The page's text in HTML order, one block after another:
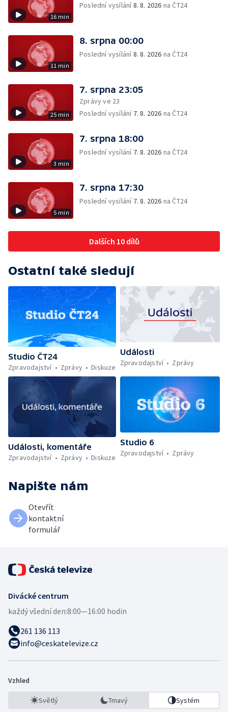
16 min
Poslední vysílání8. 8. 2026 na ČT24
11 min
8. srpna 00:00
Poslední vysílání8. 8. 2026 na ČT24
25 min
7. srpna 23:05
Zprávy ve 23
Poslední vysílání 7. 8. 2026 na ČT24
3 min
7. srpna 18:00
Poslední vysílání 7. 8. 2026 na ČT24
5 min
7. srpna 17:30
Poslední vysílání 7. 8. 2026 na ČT24
Dalších 10 dílů
Ostatní také sledují
Studio ČT24
Zpravodajství
Zprávy Diskuze
Události
Zpravodajství
Zprávy
Události, komentáře
Zpravodajství
Zprávy Diskuze
Studio 6
Zpravodajství
Zprávy
Napište nám
Otevřít
kontaktní
formulář
Divácké centrum
každý všední den:8:00—16:00 hodin
261 136 113
info@ceskatelevize.cz
Vzhled
Světlý Tmavý Systém